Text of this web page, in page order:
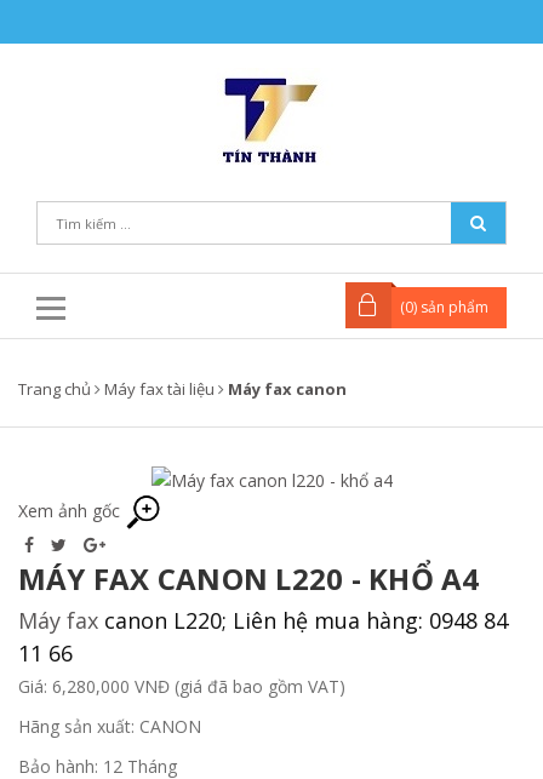
(0) sản phẩm
Trang chủ Máy fax tài liệu Máy fax canon
Xem ảnh gốc
MÁY FAX CANON L220 - KHỔ A4
Máy fax canon L220; Liên hệ mua hàng: 0948 84
11 66
Giá: 6,280,000 VNĐ (giá đã bao gồm VAT)
Hãng sản xuất: CANON
Bảo hành: 12 Tháng